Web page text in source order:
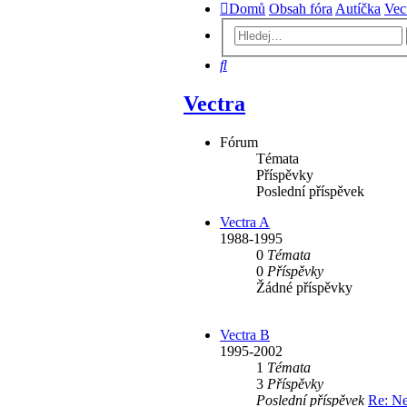
Domů Obsah fóra Autíčka
Hledat
Vectra
Fórum
Témata
Příspěvky
Poslední příspěvek
Vectra A
1988-1995
0 Témata
0 Příspěvky
Žádné příspěvky
Vectra B
1995-2002
1 Témata
3 Příspěvky
Poslední příspěvek Re: